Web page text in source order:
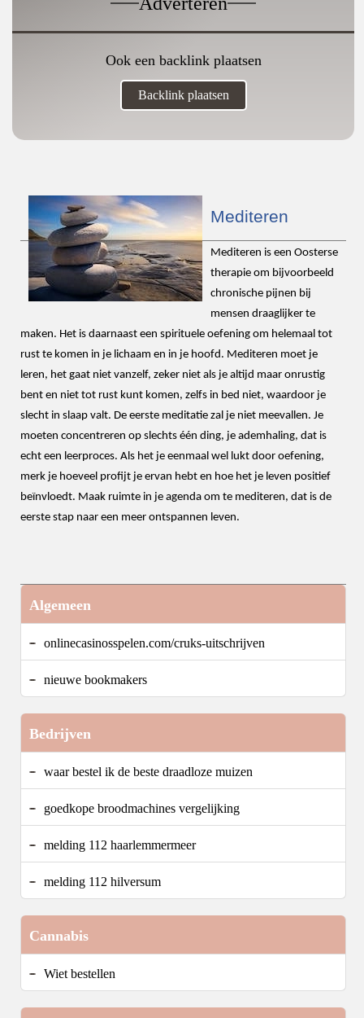
Ook een backlink plaatsen
Backlink plaatsen
Mediteren
Mediteren is een Oosterse
therapie om bijvoorbeeld
chronische pijnen bij
mensen draaglijker te
maken. Het is daarnaast een spirituele oefening om helemaal tot
rust te komen in je lichaam en in je hoofd. Mediteren moet je
leren, het gaat niet vanzelf, zeker niet als je altijd maar onrustig
bent en niet tot rust kunt komen, zelfs in bed niet, waardoor je
slecht in slaap valt. De eerste meditatie zal je niet meevallen. Je
moeten concentreren op slechts één ding, je ademhaling, dat is
echt een leerproces. Als het je eenmaal wel lukt door oefening,
merk je hoeveel profijt je ervan hebt en hoe het je leven positief
beïnvloedt. Maak ruimte in je agenda om te mediteren, dat is de
eerste stap naar een meer ontspannen leven.
Algemeen
onlinecasinosspelen.com/cruks-uitschrijven
nieuwe bookmakers
Bedrijven
waar bestel ik de beste draadloze muizen
goedkope broodmachines vergelijking
melding 112 haarlemmermeer
melding 112 hilversum
Cannabis
Wiet bestellen